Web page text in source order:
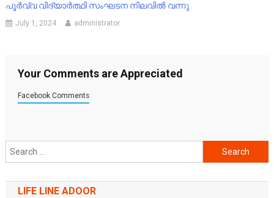
പൂർവ്വ വിദ്യാർത്ഥി സംഘടന നിലവിൽ വന്നു
July 1, 2024 administrator
Your Comments are Appreciated
Facebook Comments
Search
for:
LIFE LINE ADOOR